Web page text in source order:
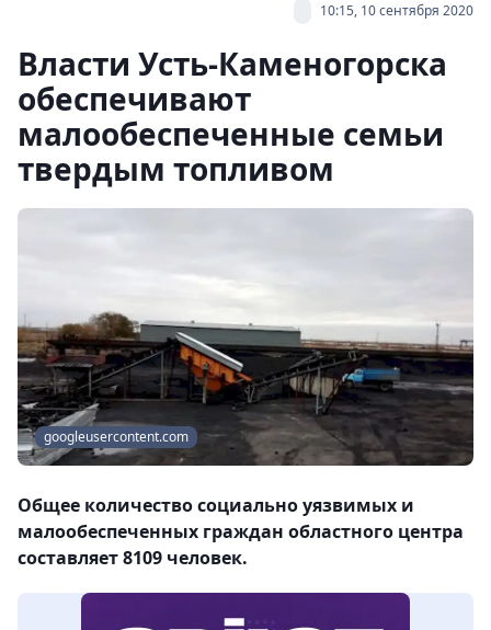
10:15, 10 сентября 2020
Власти Усть-Каменогорска
обеспечивают
малообеспеченные семьи
твердым топливом
googleusercontent.com
Общее количество социально уязвимых и
малообеспеченных граждан областного центра
составляет 8109 человек.